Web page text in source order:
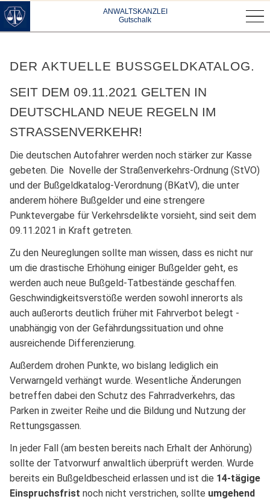
DER AKTUELLE BUSSGELDKATALOG.
SEIT DEM 09.11.2021 GELTEN IN
DEUTSCHLAND NEUE REGELN IM
STRASSENVERKEHR!
Die deutschen Autofahrer werden noch stärker zur Kasse
gebeten. Die Novelle der Straßenverkehrs-Ordnung (StVO)
und der Bußgeldkatalog-Verordnung (BKatV), die unter
anderem höhere Bußgelder und eine strengere
Punktevergabe für Verkehrsdelikte vorsieht, sind seit dem
09.11.2021 in Kraft getreten.
Zu den Neureglungen sollte man wissen, dass es nicht nur
um die drastische Erhöhung einiger Bußgelder geht, es
werden auch neue Bußgeld-Tatbestände geschaffen.
Geschwindigkeitsverstöße werden sowohl innerorts als
auch außerorts deutlich früher mit Fahrverbot belegt -
unabhängig von der Gefährdungssituation und ohne
ausreichende Differenzierung.
Außerdem drohen Punkte, wo bislang lediglich ein
Verwarngeld verhängt wurde. Wesentliche Änderungen
betreffen dabei den Schutz des Fahrradverkehrs, das
Parken in zweiter Reihe und die Bildung und Nutzung der
Rettungsgassen.
In jeder Fall (am besten bereits nach Erhalt der Anhörung)
sollte der Tatvorwurf anwaltlich überprüft werden. Wurde
bereits ein Bußgeldbescheid erlassen und ist die 14-tägige
Einspruchsfrist noch nicht verstrichen, sollte umgehend
ANWALTSKANZLEI
Gutschalk